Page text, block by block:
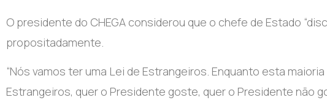
O presidente do CHEGA considerou que o chefe de Estado
propositadamente.
“Nós vamos ter uma Lei de Estrangeiros. Enquanto esta
Estrangeiros, quer o Presidente goste, quer o Presidente não